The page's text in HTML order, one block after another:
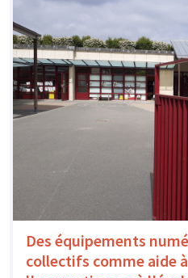
Des équipements
collectifs comme aide à